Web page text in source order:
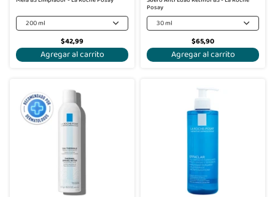
200 ml
$42,99
Agregar al carrito
Posay
30 ml
$65,90
Agregar al carrito